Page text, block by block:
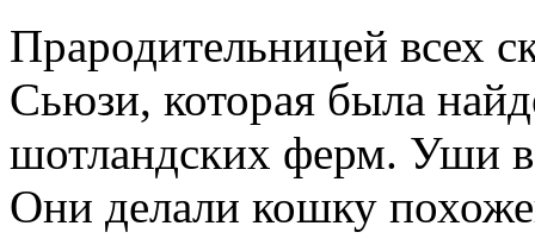
Прародительницей всех
Сьюзи, которая была
шотландских ферм. Уши
Они делали кошку